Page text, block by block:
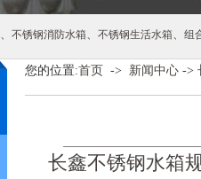
、 不锈钢消防水箱、 不锈钢生活水箱、 组
您的位置:首页 -> 新闻中心 ->
长鑫不锈钢水箱